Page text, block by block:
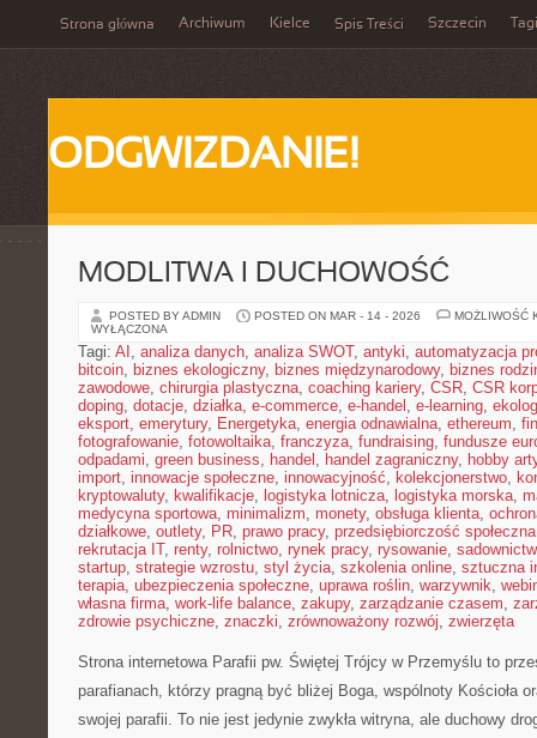
Strona główna Archiwum Kielce Spis Treści Szczecin Tagi
ODGWIZDANIE!
MODLITWA I DUCHOWOŚĆ
POSTED BY ADMIN POSTED ON MAR - 14 - 2026
MOŻLIWOŚĆ
WYŁĄCZONA
Tagi: AI , analiza danych, analiza SWOT, antyki, automatyzacja
bitcoin, biznes ekologiczny, biznes międzynarodowy, biznes
zawodowe, chirurgia plastyczna, coaching kariery, CSR, CSR
doping, dotacje, działka, e-commerce, e-handel , e-learning,
eksport, emerytury, Energetyka, energia odnawialna, ethereum,
fotografowanie, fotowoltaika, franczyza, fundraising, fundusze
odpadami, green business, handel , handel zagraniczny, hobby
import, innowacje społeczne, innowacyjność, kolekcjonerstwo,
kryptowaluty, kwalifikacje, logistyka lotnicza, logistyka morska,
medycyna sportowa, minimalizm, monety, obsługa klienta,
działkowe, outlety, PR, prawo pracy, przedsiębiorczość społeczna
rekrutacja IT, renty, rolnictwo, rynek pracy, rysowanie,
startup, strategie wzrostu, styl życia, szkolenia online, sztuczna
terapia, ubezpieczenia społeczne, uprawa roślin, warzywnik,
własna firma, work-life balance, zakupy, zarządzanie czasem,
zdrowie psychiczne, znaczki, zrównoważony rozwój, zwierzęta
Strona internetowa Parafii pw. Świętej Trójcy w Przemyślu to
parafianach, którzy pragną być bliżej Boga, wspólnoty Kościoła
swojej parafii. To nie jest jedynie zwykła witryna, ale duchowy